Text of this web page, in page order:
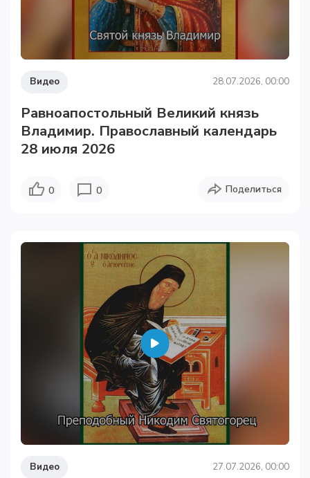
Видео 28.07.2026, 00:00
Равноапостольный Великий князь
Владимир. Православный календарь
28 июля 2026
0 0 Поделиться
Видео 27.07.2026, 00:00